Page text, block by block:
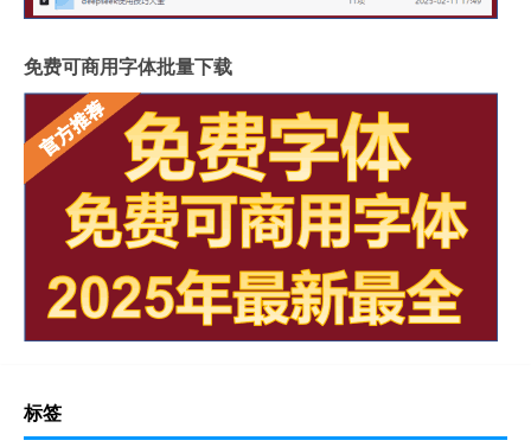
免费可商用字体批量下载
标签